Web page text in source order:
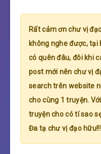
Rất cảm ơn chư vị
không nghe được, tại
có quên đâu, đôi khi
post mới nên chư vị
search trên website
cho cùng 1 truyện.
truyện cho có tí sao
Đa tạ chư vị đạo hữu!!!